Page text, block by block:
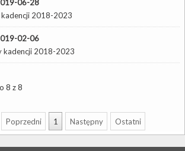
06-28
kadencji 2018-2023
02-06
kadencji 2018-2023
8 z 8
Poprzedni 1 Następny Ostatni